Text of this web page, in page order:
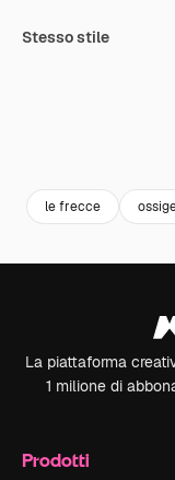
Stesso stile
le frecce
La piattaforma
1 milione di
Prodotti